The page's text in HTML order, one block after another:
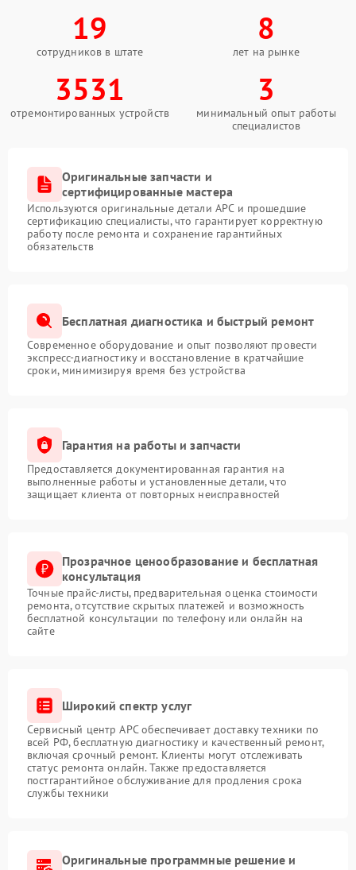
19
сотрудников в штате
8
лет на рынке
3531
отремонтированных устройств
3
минимальный опыт работы
специалистов
Оригинальные запчасти и
сертифицированные мастера
Используются оригинальные детали APC и прошедшие
сертификацию специалисты, что гарантирует корректную
работу после ремонта и сохранение гарантийных
обязательств
Бесплатная диагностика и быстрый ремонт
Современное оборудование и опыт позволяют провести
экспресс-диагностику и восстановление в кратчайшие
сроки, минимизируя время без устройства
Гарантия на работы и запчасти
Предоставляется документированная гарантия на
выполненные работы и установленные детали, что
защищает клиента от повторных неисправностей
Прозрачное ценообразование и бесплатная
консультация
Точные прайс-листы, предварительная оценка стоимости
ремонта, отсутствие скрытых платежей и возможность
бесплатной консультации по телефону или онлайн на
сайте
Широкий спектр услуг
Сервисный центр APC обеспечивает доставку техники по
всей РФ, бесплатную диагностику и качественный ремонт,
включая срочный ремонт. Клиенты могут отслеживать
статус ремонта онлайн. Также предоставляется
постгарантийное обслуживание для продления срока
службы техники
Оригинальные программные решение и